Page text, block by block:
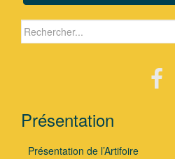
Search for:
Présentation
Présentation de l’Artifoire